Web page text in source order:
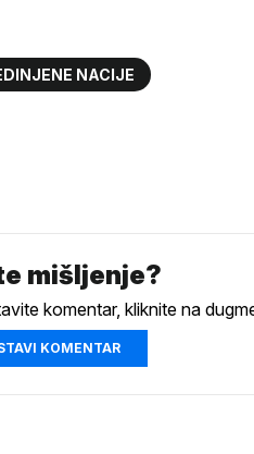
NACIJE
mišljenje?
komentar, kliknite na
KOMENTAR